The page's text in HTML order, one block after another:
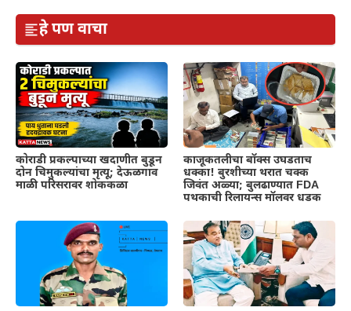
हे पण वाचा
कोराडी प्रकल्पाच्या खदाणीत बुडून
दोन चिमुकल्यांचा मृत्यू; देऊळगाव
माळी परिसरावर शोककळा
काजूकतलीचा बॉक्स उघडताच
धक्का! बुरशीच्या थरात चक्क
जिवंत अळ्या; बुलढाण्यात FDA
पथकाची रिलायन्स मॉलवर धडक